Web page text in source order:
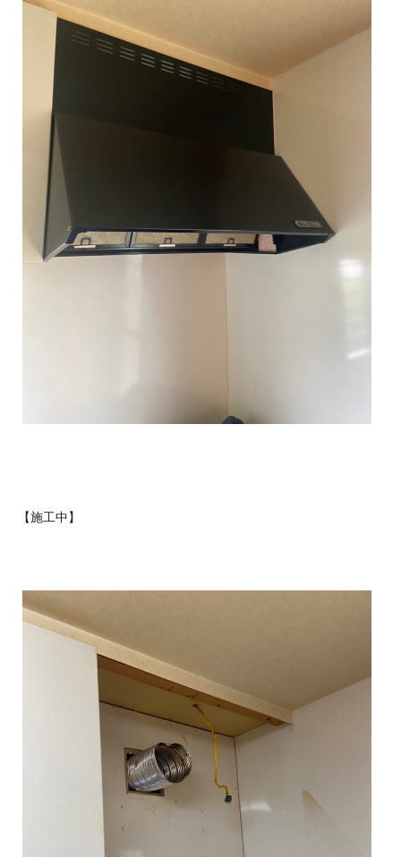
【施工中】